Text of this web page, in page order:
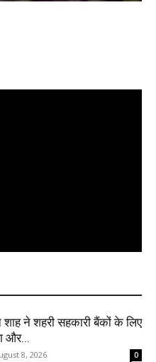
ने शहरी सहकारी बैंकों के लिए
और...
8, 2026 0